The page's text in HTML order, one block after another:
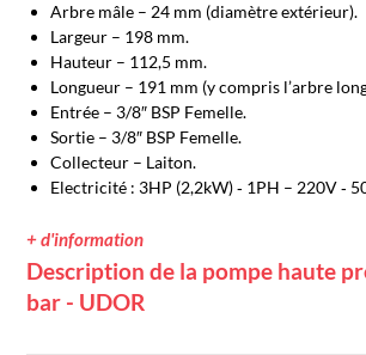
Arbre mâle – 24 mm (diamètre extérieur).
Largeur – 198 mm.
Hauteur – 112,5 mm.
Longueur – 191 mm (y compris l’arbre
Entrée – 3/8″ BSP Femelle.
Sortie – 3/8″ BSP Femelle.
Collecteur – Laiton.
Electricité : 3HP (2,2kW) ‐ 1PH – 220V ‐
+ d'information
Description de la pompe haute
bar - UDOR